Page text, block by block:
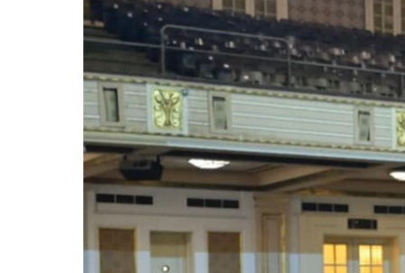
مستشارى لجان الإتحاد
تليفونات تهمك
الجوائز والمراكز خلال العام الجامعى 2019-2020
الأنشطة الطلابية
2016-2017
2017-2018
2019-2020
2020-2021
الخريجون
ملتقى الخريجين
خريجى الكلية
المستندات المطلوبة لاستخراج شهادات التخرج